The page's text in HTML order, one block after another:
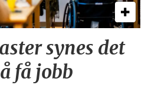
synes det
få jobb